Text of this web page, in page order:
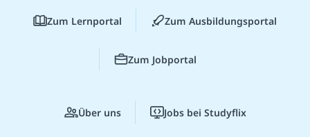
Zum Lernportal Zum Ausbildungsportal
Zum Jobportal
Über uns Jobs bei Studyflix